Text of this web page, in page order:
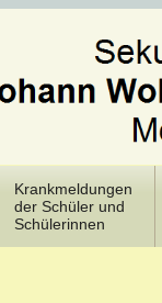
Krankmeldungen
der Schüler und
Schülerinnen